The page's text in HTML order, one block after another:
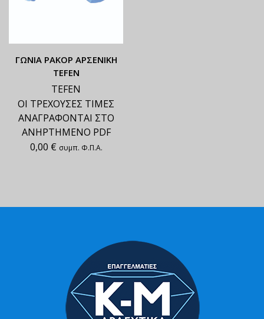
ΓΩΝΙΑ ΡΑΚΟΡ ΑΡΣΕΝΙΚΗ
TEFEN
TEFEN
ΟΙ ΤΡΕΧΟΥΣΕΣ ΤΙΜΕΣ
ΑΝΑΓΡΑΦΟΝΤΑΙ ΣΤΟ
ΑΝΗΡΤΗΜΕΝΟ PDF
0,00 € συμπ. Φ.Π.Α.